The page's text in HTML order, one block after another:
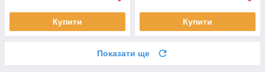
Купити Купити
Показати ще